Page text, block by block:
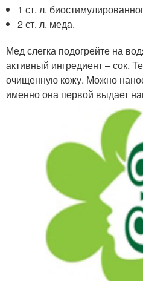
1 ст. л.
2 ст. л. меда.
Мед слегка подогрейте на
активный ингредиент – сок.
очищенную кожу. Можно
именно она первой выдает